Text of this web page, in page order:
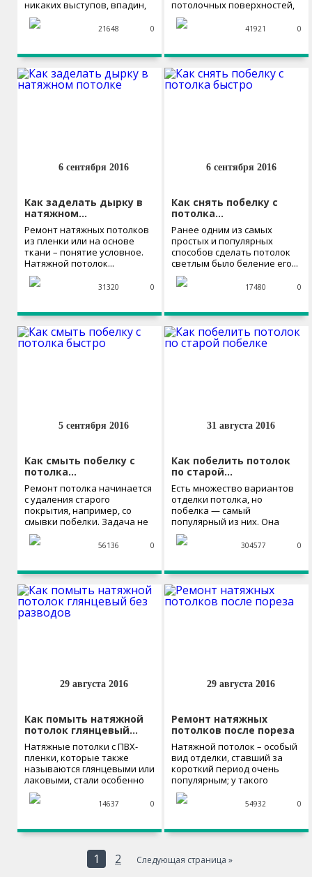
никаких выступов, впадин,
трещин или...
0
21648
потолочных поверхностей,
по-прежнему актуальны.
Это самые простые...
0
41921
6 сентября 2016
Как заделать дырку в
натяжном…
Ремонт натяжных потолков
из пленки или на основе
ткани – понятие условное.
Натяжной потолок...
0
31320
6 сентября 2016
Как снять побелку с
потолка…
Ранее одним из самых
простых и популярных
способов сделать потолок
светлым было беление его...
0
17480
5 сентября 2016
Как смыть побелку с
потолка…
Ремонт потолка начинается
с удаления старого
покрытия, например, со
смывки побелки. Задача не
сложная,...
0
56136
31 августа 2016
Как побелить потолок
по старой…
Есть множество вариантов
отделки потолка, но
побелка — самый
популярный из них. Она
обходится...
0
304577
29 августа 2016
Как помыть натяжной
потолок глянцевый…
Натяжные потолки с ПВХ-
пленки, которые также
называются глянцевыми или
лаковыми, стали особенно
актуальными благодаря...
0
14637
29 августа 2016
Ремонт натяжных
потолков после пореза
Натяжной потолок – особый
вид отделки, ставший за
короткий период очень
популярным; у такого
полотна...
0
54932
1 2 Следующая страница »